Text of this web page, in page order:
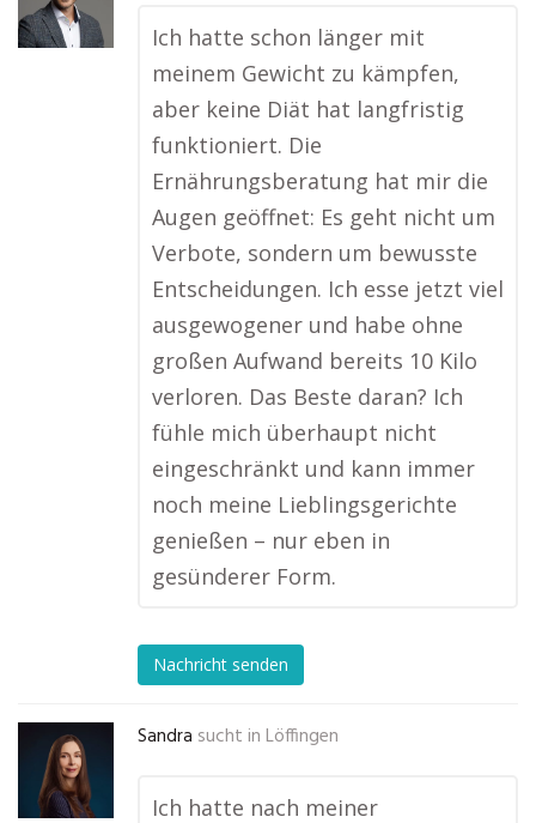
Ich hatte schon länger mit
meinem Gewicht zu kämpfen,
aber keine Diät hat langfristig
funktioniert. Die
Ernährungsberatung hat mir die
Augen geöffnet: Es geht nicht um
Verbote, sondern um bewusste
Entscheidungen. Ich esse jetzt viel
ausgewogener und habe ohne
großen Aufwand bereits 10 Kilo
verloren. Das Beste daran? Ich
fühle mich überhaupt nicht
eingeschränkt und kann immer
noch meine Lieblingsgerichte
genießen – nur eben in
gesünderer Form.
Nachricht senden
Sandra sucht in Löffingen
Ich hatte nach meiner